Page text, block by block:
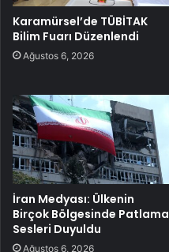
Karamürsel’de TÜBİTAK
Bilim Fuarı Düzenlendi
Ağustos 6, 2026
İran Medyası: Ülkenin
Birçok Bölgesinde Patlama
Sesleri Duyuldu
Ağustos 6, 2026